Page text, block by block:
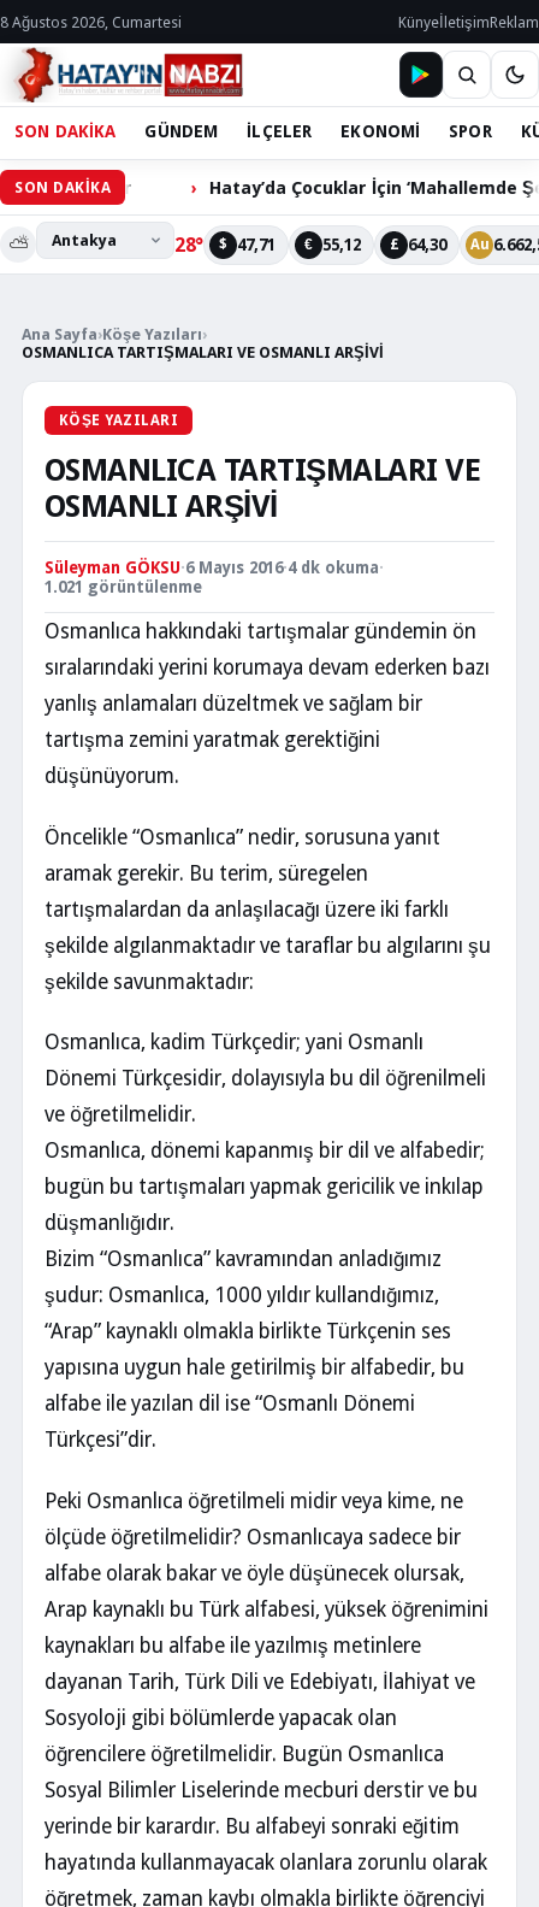
8 Ağustos 2026, Cumartesi KünyeİletişimReklam
SON DAKİKA GÜNDEM İLÇELER EKONOMİ SPOR
SON DAKİKA
Bekliyor Hatay’da Çocuklar İçin ‘Mahallemde Şenlik
⛅ 28° $ 47,71 € 55,12 £ 64,30 Au
Ana Sayfa›Köşe Yazıları›
OSMANLICA TARTIŞMALARI VE OSMANLI ARŞİVİ
KÖŞE YAZILARI
OSMANLICA TARTIŞMALARI VE
OSMANLI ARŞİVİ
Süleyman GÖKSU·6 Mayıs 2016·4 dk okuma·
1.021 görüntülenme
Osmanlıca hakkındaki tartışmalar gündemin ön
sıralarındaki yerini korumaya devam ederken bazı
yanlış anlamaları düzeltmek ve sağlam bir
tartışma zemini yaratmak gerektiğini
düşünüyorum.
Öncelikle “Osmanlıca” nedir, sorusuna yanıt
aramak gerekir. Bu terim, süregelen
tartışmalardan da anlaşılacağı üzere iki farklı
şekilde algılanmaktadır ve taraflar bu algılarını şu
şekilde savunmaktadır:
Osmanlıca, kadim Türkçedir; yani Osmanlı
Dönemi Türkçesidir, dolayısıyla bu dil öğrenilmeli
ve öğretilmelidir.
Osmanlıca, dönemi kapanmış bir dil ve alfabedir;
bugün bu tartışmaları yapmak gericilik ve inkılap
düşmanlığıdır.
Bizim “Osmanlıca” kavramından anladığımız
şudur: Osmanlıca, 1000 yıldır kullandığımız,
“Arap” kaynaklı olmakla birlikte Türkçenin ses
yapısına uygun hale getirilmiş bir alfabedir, bu
alfabe ile yazılan dil ise “Osmanlı Dönemi
Türkçesi”dir.
Peki Osmanlıca öğretilmeli midir veya kime, ne
ölçüde öğretilmelidir? Osmanlıcaya sadece bir
alfabe olarak bakar ve öyle düşünecek olursak,
Arap kaynaklı bu Türk alfabesi, yüksek öğrenimini
kaynakları bu alfabe ile yazılmış metinlere
dayanan Tarih, Türk Dili ve Edebiyatı, İlahiyat ve
Sosyoloji gibi bölümlerde yapacak olan
öğrencilere öğretilmelidir. Bugün Osmanlıca
Sosyal Bilimler Liselerinde mecburi derstir ve bu
yerinde bir karardır. Bu alfabeyi sonraki eğitim
hayatında kullanmayacak olanlara zorunlu olarak
öğretmek, zaman kaybı olmakla birlikte öğrenciyi